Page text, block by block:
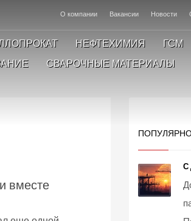
О компании Вакансии Новости
НЕФТЕХИМИЯ
ГСМ
СВАРОЧНЫЕ МАТЕРИАЛЫ
вместе
С